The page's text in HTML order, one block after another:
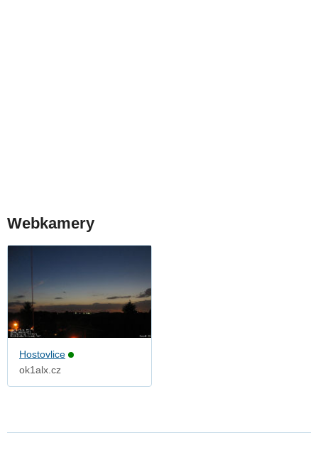
Webkamery
Hostovlice
ok1alx.cz